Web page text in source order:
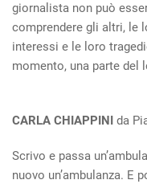
giornalista non può
comprendere gli altri, le
interessi e le loro
momento, una parte del
CARLA CHIAPPINI da
Scrivo e passa
nuovo un’ambulanza. E